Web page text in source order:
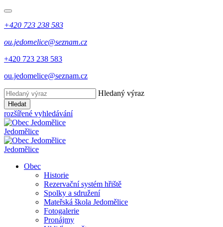
+420 723 238 583
ou.jedomelice@seznam.cz
+420 723 238 583
ou.jedomelice@seznam.cz
Hledaný výraz
Hledat
rozšířené vyhledávání
Jedomělice
Jedomělice
Obec
Historie
Rezervační systém hřiště
Spolky a sdružení
Mateřská škola Jedomělice
Fotogalerie
Pronájmy